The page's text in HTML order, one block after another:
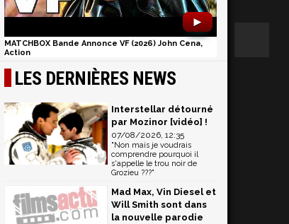
►
MATCHBOX Bande Annonce VF (2026) John Cena,
Action
LES DERNIÈRES NEWS
Interstellar détourné
par Mozinor [vidéo] !
07/08/2026, 12:35
"Non mais je voudrais
comprendre pourquoi il
s'appelle le trou noir de
Grozieu ???"
Mad Max, Vin Diesel et
Will Smith sont dans
la nouvelle parodie